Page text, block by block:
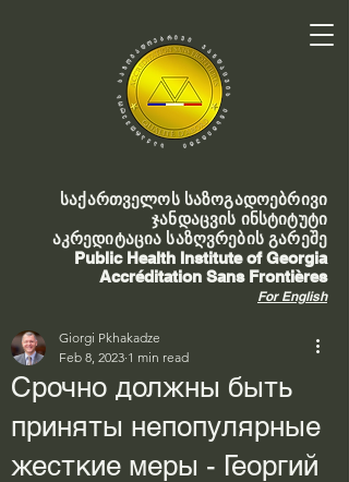
საქართველოს საზოგადოებრივი
ჯანდაცვის ინსტიტუტი
აკრედიტაცია საზღვრების გარეშე
Public Health Institute of Georgia
Accréditation Sans Frontières
For English
Срочно должны быть
приняты непопулярные
жесткие меры - Георгий
Giorgi Pkhakadze
Feb 8, 2023 1 min read